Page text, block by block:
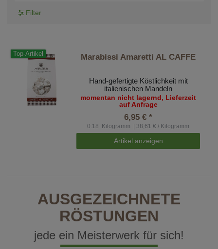
Filter
Top-Artikel Marabissi Amaretti AL CAFFE
Hand-gefertigte Köstlichkeit mit
italienischen Mandeln
momentan nicht lagernd, Lieferzeit
auf Anfrage
6,95 € *
0.18 Kilogramm | 38,61 € / Kilogramm
Artikel anzeigen
AUSGEZEICHNETE
RÖSTUNGEN
jede ein Meisterwerk für sich!